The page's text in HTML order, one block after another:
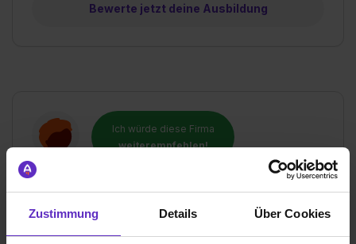
Zustimmung Details Über Cookies
Ich würde diese Firma
weiterempfehlen!
Wie gefällt dir die Ausbildung bei deiner
Bewerte jetzt deine Ausbildung